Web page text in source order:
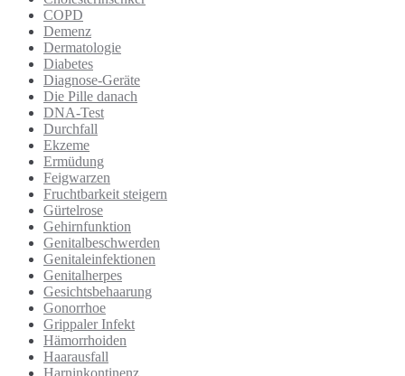
COPD
Demenz
Dermatologie
Diabetes
Diagnose-Geräte
Die Pille danach
DNA-Test
Durchfall
Ekzeme
Ermüdung
Feigwarzen
Fruchtbarkeit steigern
Gürtelrose
Gehirnfunktion
Genitalbeschwerden
Genitaleinfektionen
Genitalherpes
Gesichtsbehaarung
Gonorrhoe
Grippaler Infekt
Hämorrhoiden
Haarausfall
Harninkontinenz